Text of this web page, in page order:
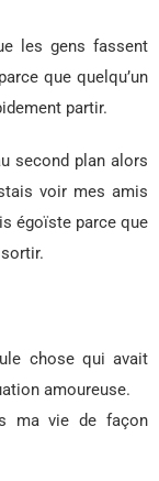
les gens fassent
que quelqu’un
partir.
second plan alors
voir mes amis
égoïste parce que
chose qui avait
amoureuse.
ma vie de façon